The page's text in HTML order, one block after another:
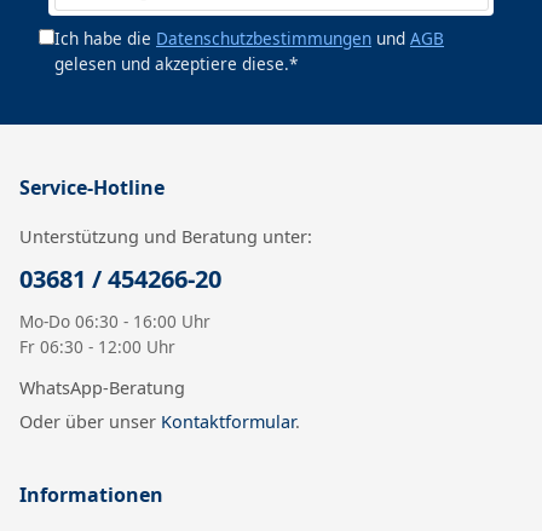
Ich habe die Datenschutzbestimmungen und AGB
gelesen und akzeptiere diese.*
Service-Hotline
Unterstützung und Beratung unter:
03681 / 454266-20
Mo-Do 06:30 - 16:00 Uhr
Fr 06:30 - 12:00 Uhr
WhatsApp-Beratung
Oder über unser Kontaktformular.
Informationen